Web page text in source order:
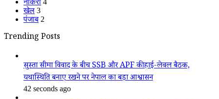
खेल 3
पंजाब 2
Trending Posts
सुस्ता सीमा विवाद के बीच SSB और APF की हाई-लेवल बैठक,
यथास्थिति बनाए रखने पर नेपाल का बड़ा आश्वासन
42 seconds ago